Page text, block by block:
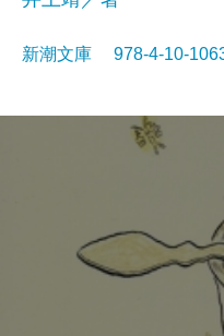
新潮文庫 978-4-10-